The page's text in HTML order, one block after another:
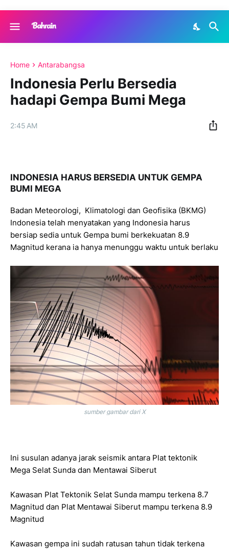
Home Antarabangsa
Indonesia Perlu Bersedia
hadapi Gempa Bumi Mega
2:45 AM
INDONESIA HARUS BERSEDIA UNTUK GEMPA
BUMI MEGA
Badan Meteorologi, Klimatologi dan Geofisika (BKMG)
Indonesia telah menyatakan yang Indonesia harus
bersiap sedia untuk Gempa bumi berkekuatan 8.9
Magnitud kerana ia hanya menunggu waktu untuk berlaku
sumber gambar dari X
Ini susulan adanya jarak seismik antara Plat tektonik
Mega Selat Sunda dan Mentawai Siberut
Kawasan Plat Tektonik Selat Sunda mampu terkena 8.7
Magnitud dan Plat Mentawai Siberut mampu terkena 8.9
Magnitud
Kawasan gempa ini sudah ratusan tahun tidak terkena